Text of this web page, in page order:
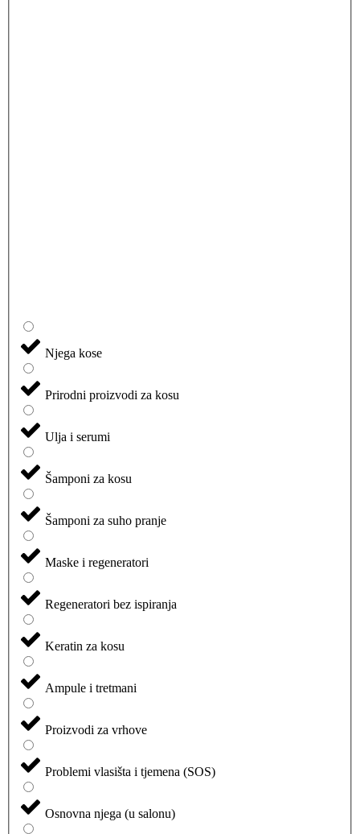
Njega kose
Prirodni proizvodi za kosu
Ulja i serumi
Šamponi za kosu
Šamponi za suho pranje
Maske i regeneratori
Regeneratori bez ispiranja
Keratin za kosu
Ampule i tretmani
Proizvodi za vrhove
Problemi vlasišta i tjemena (SOS)
Osnovna njega (u salonu)